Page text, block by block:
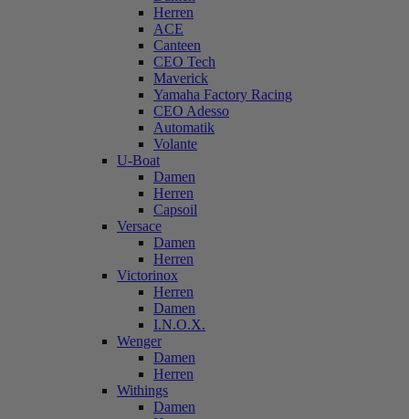
Herren
ACE
Canteen
CEO Tech
Maverick
Yamaha Factory Racing
CEO Adesso
Automatik
Volante
U-Boat
Damen
Herren
Capsoil
Versace
Damen
Herren
Victorinox
Herren
Damen
I.N.O.X.
Wenger
Damen
Herren
Withings
Damen